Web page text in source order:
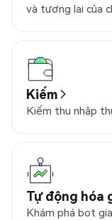
và tương lai của
Kiếm
Kiếm thu nhập
Tự động hóa
Khám phá bot